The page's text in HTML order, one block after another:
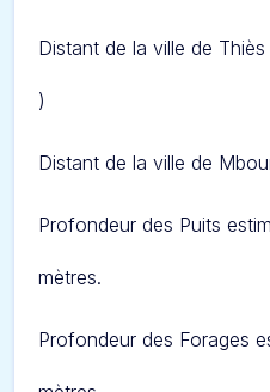
Distant de la ville de
)
Distant de la ville de
Profondeur des Puits
mètres.
Profondeur des Forages